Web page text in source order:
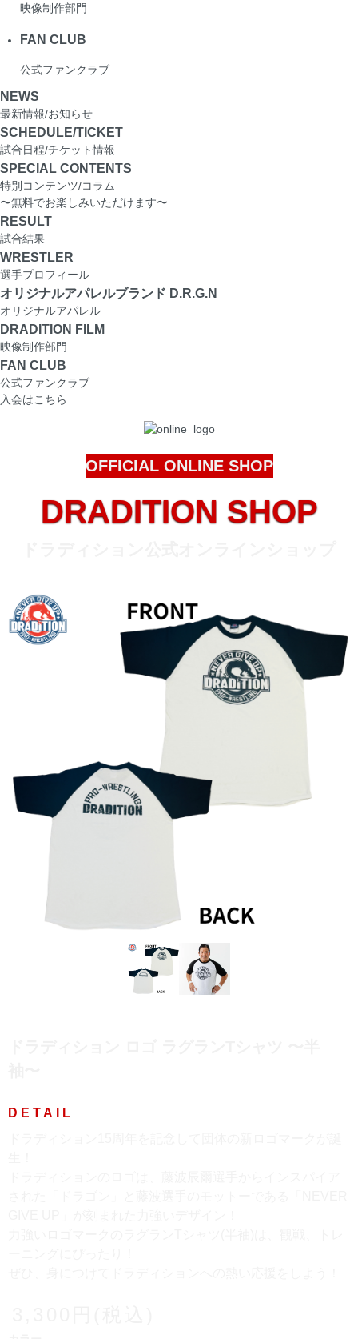
映像制作部門
FAN CLUB
公式ファンクラブ
NEWS
最新情報/お知らせ
SCHEDULE/TICKET
試合日程/チケット情報
SPECIAL CONTENTS
特別コンテンツ/コラム
〜無料でお楽しみいただけます〜
RESULT
試合結果
WRESTLER
選手プロフィール
オリジナルアパレルブランド D.R.G.N
オリジナルアパレル
DRADITION FILM
映像制作部門
FAN CLUB
公式ファンクラブ
入会はこちら
OFFICIAL ONLINE SHOP
DRADITION SHOP